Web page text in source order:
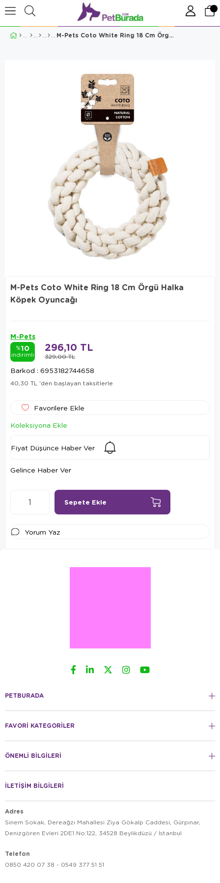
M-Pets Coto White Ring 18 Cm Örgü Halka Köpek Oyuncağı
M-Pets Coto White Ring 18 Cm Örgü Halka
Köpek Oyuncağı
M-Pets
%10
indirimli 329,00 TL
296,10 TL
Barkod : 6953182744658
40,30 TL 'den başlayan taksitlerle
Favorilere Ekle
Koleksiyona Ekle
Fiyat Düşünce Haber Ver
Gelince Haber Ver
Yorum Yaz
PETBURADA
FAVORİ KATEGORİLER
ÖNEMLİ BİLGİLERİ
İLETİŞİM BİLGİLERİ
Adres
Sinem Sokak, Dereağzı Mahallesi Ziya Gökalp Caddesi, Gürpınar,
Denizgören Evleri 2DE1 No:122, 34528 Beylikdüzü / İstanbul
Telefon
0850 420 07 38 - 0549 377 51 51